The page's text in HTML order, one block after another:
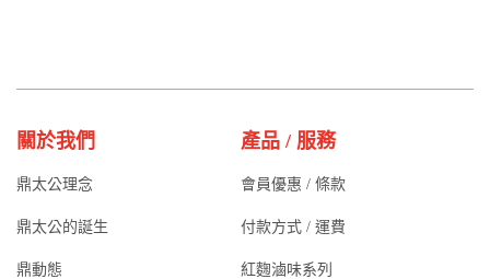
關於我們
鼎太公理念
鼎太公的誕生
鼎動態
產品 / 服務
會員優惠 / 條款
付款方式 / 運費
紅麴滷味系列